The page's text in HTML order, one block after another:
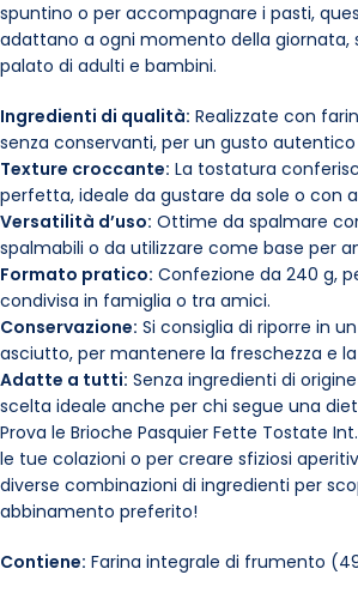
spuntino o per accompagnare i pasti,
adattano a ogni momento della giornata,
palato di adulti e bambini.
Ingredienti di qualità: Realizzate con
senza conservanti, per un gusto
Texture croccante: La tostatura
perfetta, ideale da gustare da sole o con
Versatilità d’uso: Ottime da spalmare
spalmabili o da utilizzare come base per
Formato pratico: Confezione da 240 g,
condivisa in famiglia o tra amici.
Conservazione: Si consiglia di riporre in
asciutto, per mantenere la freschezza e
Adatte a tutti: Senza ingredienti di
scelta ideale anche per chi segue una
Prova le Brioche Pasquier Fette Tostate
le tue colazioni o per creare sfiziosi
diverse combinazioni di ingredienti per
abbinamento preferito!
Contiene: Farina integrale di frumento